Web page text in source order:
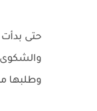
حتى بدأت
والشكوى
وطلبها